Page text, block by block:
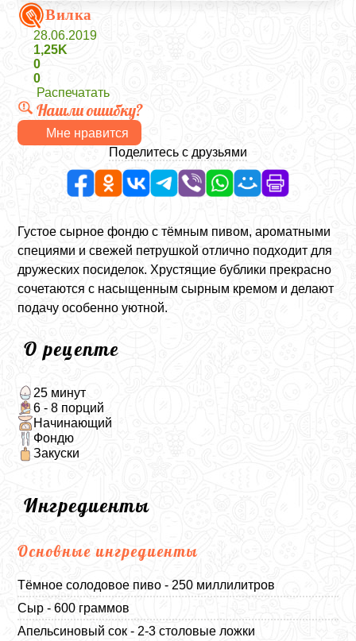
Вилка
28.06.2019
1,25K
0
0
Распечатать
Нашли ошибку?
Мне нравится
Поделитесь с друзьями
Густое сырное фондю с тёмным пивом, ароматными
специями и свежей петрушкой отлично подходит для
дружеских посиделок. Хрустящие бублики прекрасно
сочетаются с насыщенным сырным кремом и делают
подачу особенно уютной.
О рецепте
25 минут
6 - 8 порций
Начинающий
Фондю
Закуски
Ингредиенты
Основные ингредиенты
Тёмное солодовое пиво - 250 миллилитров
Сыр - 600 граммов
Апельсиновый сок - 2-3 столовые ложки